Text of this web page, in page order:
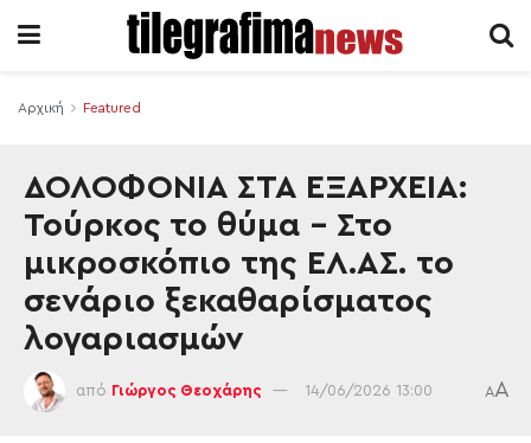
Αρχική Featured
ΔΟΛΟΦΟΝΙΑ ΣΤΑ ΕΞΑΡΧΕΙΑ:
Τούρκος το θύμα – Στο
μικροσκόπιο της ΕΛ.ΑΣ. το
σενάριο ξεκαθαρίσματος
λογαριασμών
από Γιώργος Θεοχάρης 14/06/2026 13:00 AA